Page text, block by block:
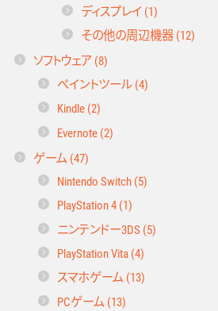
ディスプレイ (1)
その他の周辺機器 (12)
ソフトウェア (8)
ペイントツール (4)
Kindle (2)
Evernote (2)
ゲーム (47)
Nintendo Switch (5)
PlayStation 4 (1)
ニンテンドー3DS (5)
PlayStation Vita (4)
スマホゲーム (13)
PCゲーム (13)